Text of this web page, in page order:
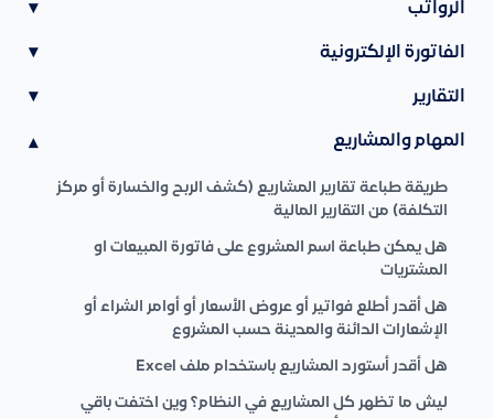
الرواتب ▾
الفاتورة الإلكترونية ▾
التقارير ▾
المهام والمشاريع ▾
طريقة طباعة تقارير المشاريع (كشف الربح والخسارة أو مركز
التكلفة) من التقارير المالية
هل يمكن طباعة اسم المشروع على فاتورة المبيعات او
المشتريات
هل أقدر أطلع فواتير أو عروض الأسعار أو أوامر الشراء أو
الإشعارات الدائنة والمدينة حسب المشروع
هل أقدر أستورد المشاريع باستخدام ملف Excel
ليش ما تظهر كل المشاريع في النظام؟ وين اختفت باقي